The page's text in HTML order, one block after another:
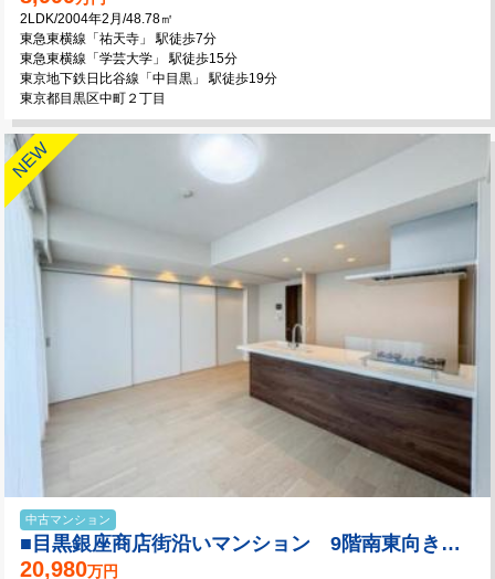
2LDK/2004年2月/48.78㎡
東急東横線「祐天寺」 駅徒歩7分
東急東横線「学芸大学」 駅徒歩15分
東京地下鉄日比谷線「中目黒」 駅徒歩19分
東京都目黒区中町２丁目
中古マンション
■目黒銀座商店街沿いマンション 9階南東向き角部屋 陽当り眺望良好！
20,980万円